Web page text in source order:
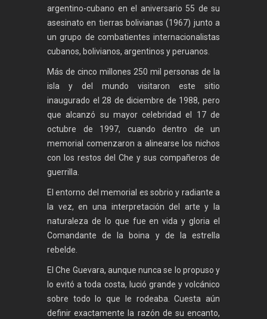
argentino-cubano en el aniversario 55 de su
asesinato en tierras bolivianas (1967) junto a
un grupo de combatientes internacionalistas
cubanos, bolivianos, argentinos y peruanos.
Más de cinco millones 250 mil personas de la
isla y del mundo visitaron este sitio
inaugurado el 28 de diciembre de 1988, pero
que alcanzó su mayor celebridad el 17 de
octubre de 1997, cuando dentro de un
memorial comenzaron a alinearse los nichos
con los restos del Che y sus compañeros de
guerrilla.
El entorno del memorial es sobrio y radiante a
la vez, en una interpretación del arte y la
naturaleza de lo que fue en vida y gloria el
Comandante de la boina y de la estrella
rebelde.
El Che Guevara, aunque nunca se lo propuso y
lo evitó a toda costa, lució grande y volcánico
sobre todo lo que le rodeaba. Cuesta aún
definir exactamente la razón de su encanto,